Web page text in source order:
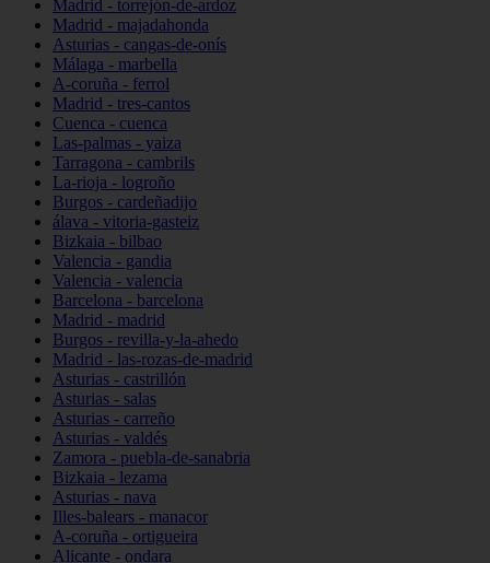
Madrid - torrejón-de-ardoz
Madrid - majadahonda
Asturias - cangas-de-onís
Málaga - marbella
A-coruña - ferrol
Madrid - tres-cantos
Cuenca - cuenca
Las-palmas - yaiza
Tarragona - cambrils
La-rioja - logroño
Burgos - cardeñadijo
álava - vitoria-gasteiz
Bizkaia - bilbao
Valencia - gandia
Valencia - valencia
Barcelona - barcelona
Madrid - madrid
Burgos - revilla-y-la-ahedo
Madrid - las-rozas-de-madrid
Asturias - castrillón
Asturias - salas
Asturias - carreño
Asturias - valdés
Zamora - puebla-de-sanabria
Bizkaia - lezama
Asturias - nava
Illes-balears - manacor
A-coruña - ortigueira
Alicante - ondara